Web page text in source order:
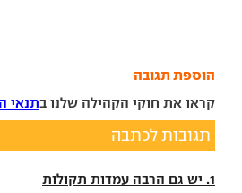
הוספת תגובה
קראו את חוקי הקהילה שלנו בתנאי
תגובות לכתבה
1. יש גם הרבה עמדות תקולות